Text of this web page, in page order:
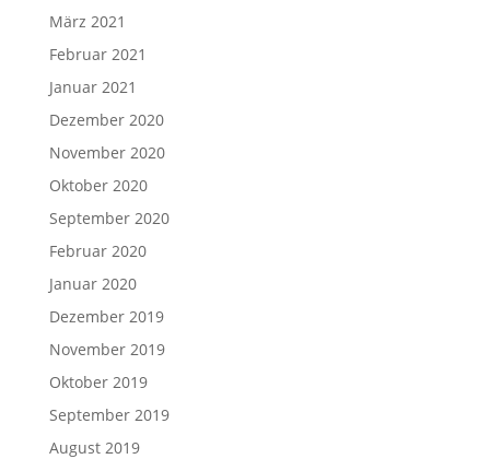
März 2021
Februar 2021
Januar 2021
Dezember 2020
November 2020
Oktober 2020
September 2020
Februar 2020
Januar 2020
Dezember 2019
November 2019
Oktober 2019
September 2019
August 2019